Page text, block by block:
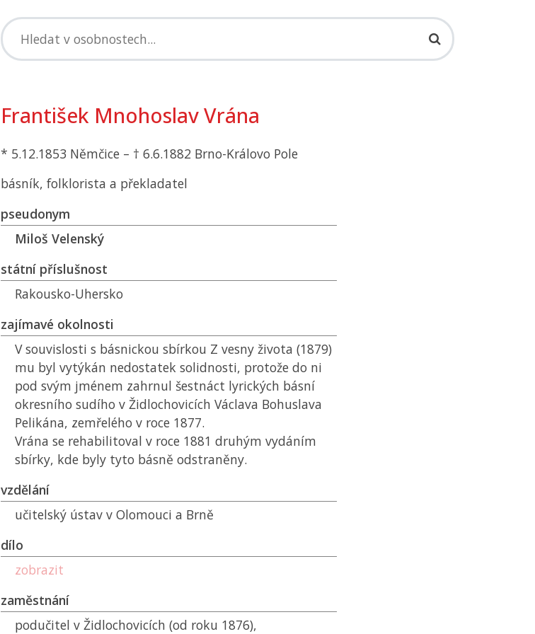
František Mnohoslav Vrána
* 5.12.1853 Němčice – † 6.6.1882 Brno-Královo Pole
básník, folklorista a překladatel
pseudonym
Miloš Velenský
státní příslušnost
Rakousko-Uhersko
zajímavé okolnosti
V souvislosti s básnickou sbírkou Z vesny života (1879)
mu byl vytýkán nedostatek solidnosti, protože do ni
pod svým jménem zahrnul šestnáct lyrických básní
okresního sudího v Židlochovicích Václava Bohuslava
Pelikána, zemřelého v roce 1877.
Vrána se rehabilitoval v roce 1881 druhým vydáním
sbírky, kde byly tyto básně odstraněny.
vzdělání
učitelský ústav v Olomouci a Brně
dílo
zobrazit
zaměstnání
podučitel v Židlochovicích (od roku 1876),